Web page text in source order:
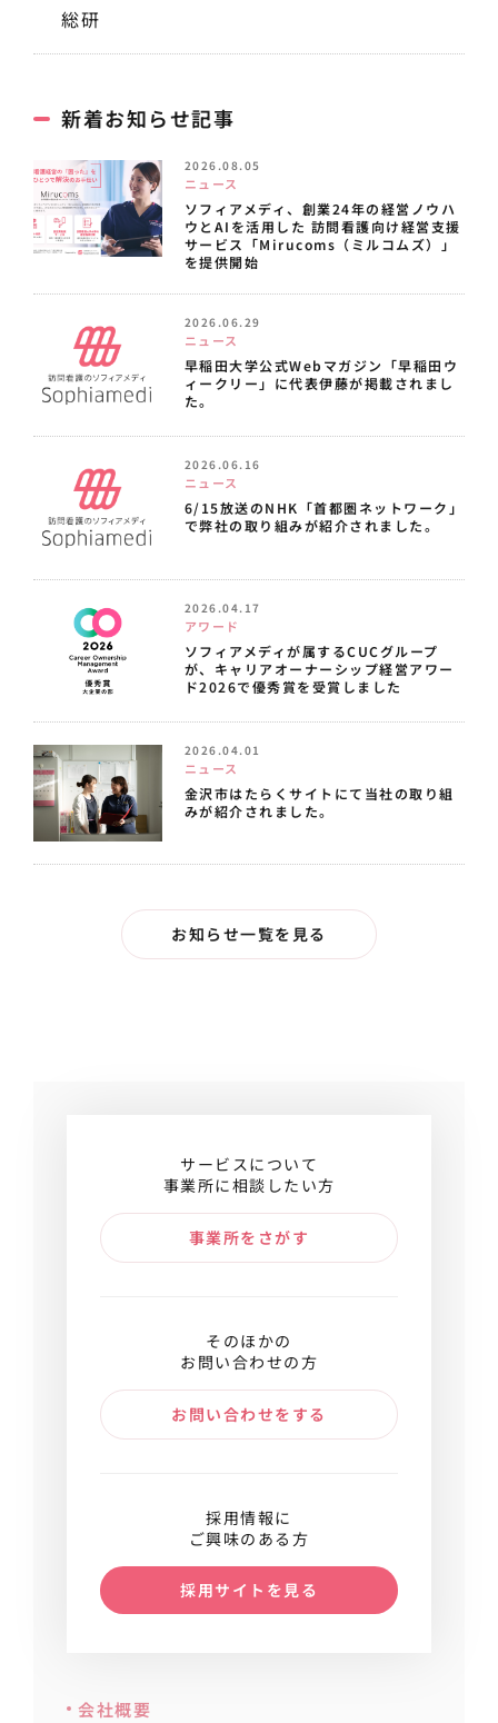
総研
新着お知らせ記事
2026.08.05
ニュース
ソフィアメディ、創業24年の経営ノウハ
ウとAIを活用した 訪問看護向け経営支援
サービス「Mirucoms（ミルコムズ）」
を提供開始
2026.06.29
ニュース
早稲田大学公式Webマガジン「早稲田ウ
ィークリー」に代表伊藤が掲載されまし
た。
2026.06.16
ニュース
6/15放送のNHK「首都圏ネットワーク」
で弊社の取り組みが紹介されました。
2026.04.17
アワード
ソフィアメディが属するCUCグループ
が、キャリアオーナーシップ経営アワー
ド2026で優秀賞を受賞しました
2026.04.01
ニュース
金沢市はたらくサイトにて当社の取り組
みが紹介されました。
お知らせ一覧を見る
サービスについて
事業所に相談したい方
事業所をさがす
そのほかの
お問い合わせの方
お問い合わせをする
採用情報に
ご興味のある方
採用サイトを見る
会社概要